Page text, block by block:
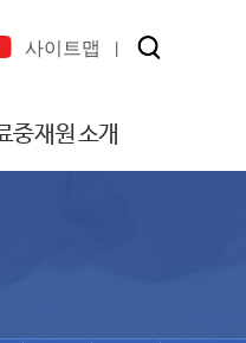
사이트맵
중재원 소개